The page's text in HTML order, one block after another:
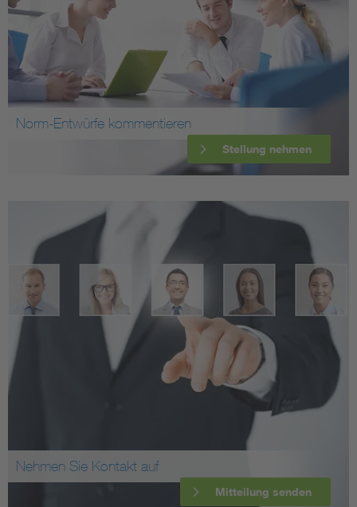
Norm-Entwürfe kommentieren
Stellung nehmen
Nehmen Sie Kontakt auf
Mitteilung senden